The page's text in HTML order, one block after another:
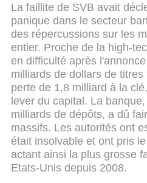
La faillite de SVB avait
panique dans le secteur
des répercussions sur les
entier. Proche de la high-
en difficulté après
milliards de dollars de
perte de 1,8 milliard à la
lever du capital. La
milliards de dépôts, a dû
massifs. Les autorités ont
était insolvable et ont pris
actant ainsi la plus grosse
Etats-Unis depuis 2008.